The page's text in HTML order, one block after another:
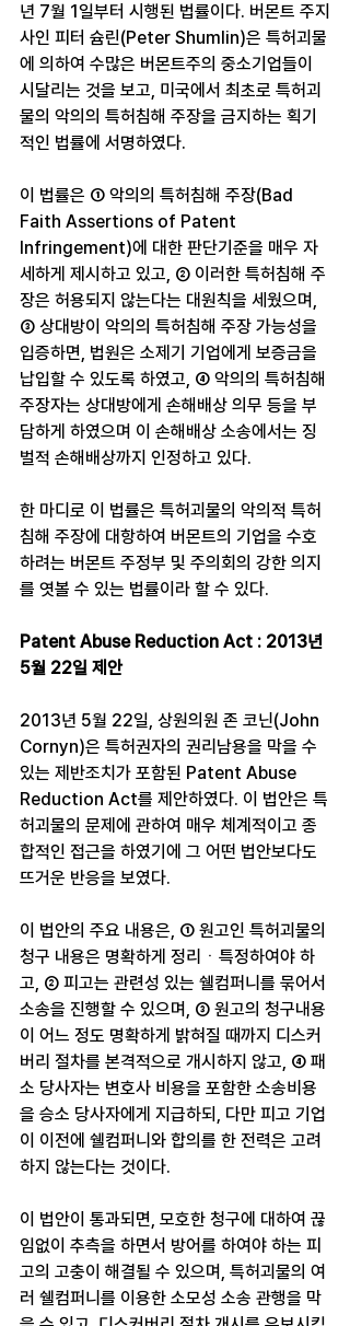
년 7월 1일부터 시행된 법률이다. 버몬트 주지
사인 피터 슘린(Peter Shumlin)은 특허괴물
에 의하여 수많은 버몬트주의 중소기업들이
시달리는 것을 보고, 미국에서 최초로 특허괴
물의 악의의 특허침해 주장을 금지하는 획기
적인 법률에 서명하였다.
이 법률은 ① 악의의 특허침해 주장(Bad
Faith Assertions of Patent
Infringement)에 대한 판단기준을 매우 자
세하게 제시하고 있고, ② 이러한 특허침해 주
장은 허용되지 않는다는 대원칙을 세웠으며,
③ 상대방이 악의의 특허침해 주장 가능성을
입증하면, 법원은 소제기 기업에게 보증금을
납입할 수 있도록 하였고, ④ 악의의 특허침해
주장자는 상대방에게 손해배상 의무 등을 부
담하게 하였으며 이 손해배상 소송에서는 징
벌적 손해배상까지 인정하고 있다.
한 마디로 이 법률은 특허괴물의 악의적 특허
침해 주장에 대항하여 버몬트의 기업을 수호
하려는 버몬트 주정부 및 주의회의 강한 의지
를 엿볼 수 있는 법률이라 할 수 있다.
Patent Abuse Reduction Act : 2013년
5월 22일 제안
2013년 5월 22일, 상원의원 존 코닌(John
Cornyn)은 특허권자의 권리남용을 막을 수
있는 제반조치가 포함된 Patent Abuse
Reduction Act를 제안하였다. 이 법안은 특
허괴물의 문제에 관하여 매우 체계적이고 종
합적인 접근을 하였기에 그 어떤 법안보다도
뜨거운 반응을 보였다.
이 법안의 주요 내용은, ① 원고인 특허괴물의
청구 내용은 명확하게 정리ㆍ특정하여야 하
고, ② 피고는 관련성 있는 쉘컴퍼니를 묶어서
소송을 진행할 수 있으며, ③ 원고의 청구내용
이 어느 정도 명확하게 밝혀질 때까지 디스커
버리 절차를 본격적으로 개시하지 않고, ④ 패
소 당사자는 변호사 비용을 포함한 소송비용
을 승소 당사자에게 지급하되, 다만 피고 기업
이 이전에 쉘컴퍼니와 합의를 한 전력은 고려
하지 않는다는 것이다.
이 법안이 통과되면, 모호한 청구에 대하여 끊
임없이 추측을 하면서 방어를 하여야 하는 피
고의 고충이 해결될 수 있으며, 특허괴물의 여
러 쉘컴퍼니를 이용한 소모성 소송 관행을 막